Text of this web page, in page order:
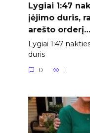
Lygiai 1:47
įėjimo duris,
arešto orderį…
Lygiai 1:47
duris
0 11